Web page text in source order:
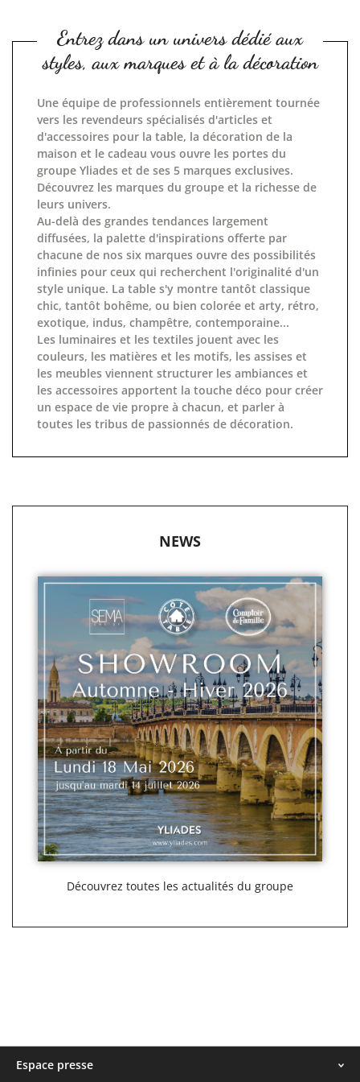
Entrez dans un univers dédié aux
styles, aux marques et à la décoration
Une équipe de professionnels entièrement tournée
vers les revendeurs spécialisés d'articles et
d'accessoires pour la table, la décoration de la
maison et le cadeau vous ouvre les portes du
groupe Yliades et de ses 5 marques exclusives.
Découvrez les marques du groupe et la richesse de
leurs univers.
Au-delà des grandes tendances largement
diffusées, la palette d'inspirations offerte par
chacune de nos six marques ouvre des possibilités
infinies pour ceux qui recherchent l'originalité d'un
style unique. La table s'y montre tantôt classique
chic, tantôt bohême, ou bien colorée et arty, rétro,
exotique, indus, champêtre, contemporaine...
Les luminaires et les textiles jouent avec les
couleurs, les matières et les motifs, les assises et
les meubles viennent structurer les ambiances et
les accessoires apportent la touche déco pour créer
un espace de vie propre à chacun, et parler à
toutes les tribus de passionnés de décoration.
NEWS
Découvrez toutes les actualités du groupe
Menu
Espace presse